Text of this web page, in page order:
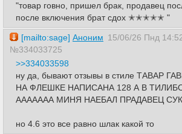
"товар говно, пришел брак, продавец
после включения брат сдох ✭✭✭✭✭ "
[mailto:sage] Аноним 15/06/26 Пнд
№334033725
>>334033598
ну да, бывают отзывы в стиле ТАВАР
НА ФЛЕШКЕ НАПИСАНА 128 А В
ААААААА МИНЯ НАЕБАЛ ПРАДАВЕЦ
но 4.6 это все равно шлак какой то